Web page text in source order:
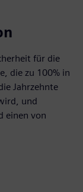
für die
die zu 100% in
Jahrzehnte
und
einen von